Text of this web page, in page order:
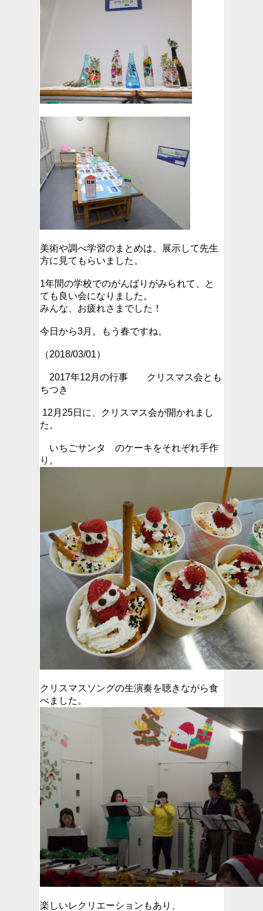
美術や調べ学習のまとめは、展示して先生
方に見てもらいました。
1年間の学校でのがんばりがみられて、と
ても良い会になりました。
みんな、お疲れさまでした！
今日から3月。もう春ですね。
（2018/03/01）
2017年12月の行事 クリスマス会とも
ちつき
12月25日に、クリスマス会が開かれまし
た。
いちごサンタ のケーキをそれぞれ手作
り。
クリスマスソングの生演奏を聴きながら食
べました。
楽しいレクリエーションもあり、